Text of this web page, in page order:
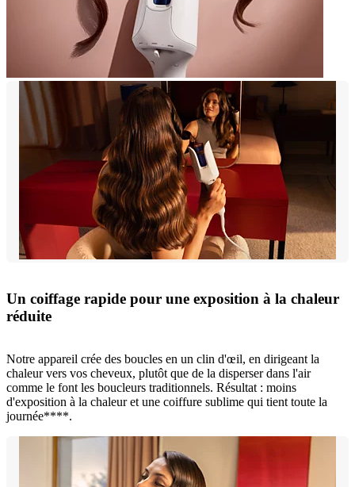
Un coiffage rapide pour une exposition à la chaleur
réduite
Notre appareil crée des boucles en un clin d'œil, en dirigeant la
chaleur vers vos cheveux, plutôt que de la disperser dans l'air
comme le font les boucleurs traditionnels. Résultat : moins
d'exposition à la chaleur et une coiffure sublime qui tient toute la
journée****.